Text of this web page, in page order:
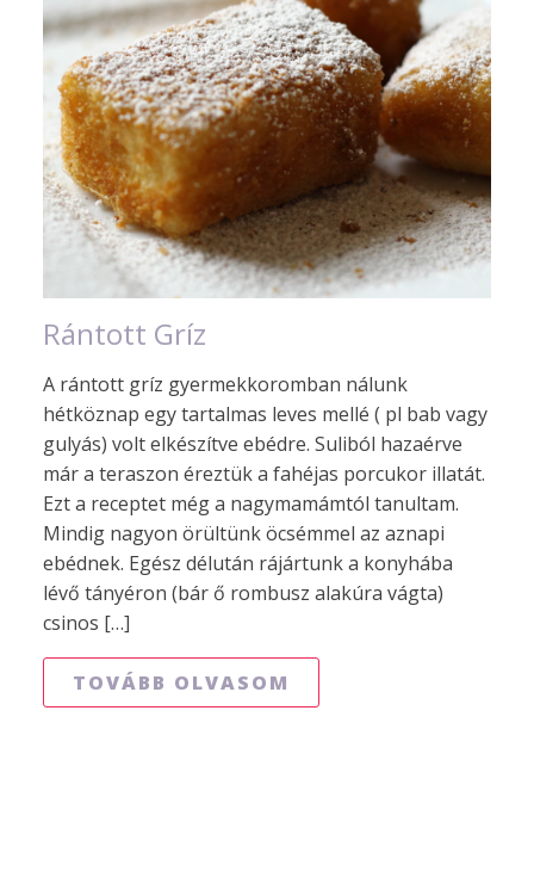
Rántott Gríz
A rántott gríz gyermekkoromban nálunk
hétköznap egy tartalmas leves mellé ( pl bab vagy
gulyás) volt elkészítve ebédre. Suliból hazaérve
már a teraszon éreztük a fahéjas porcukor illatát.
Ezt a receptet még a nagymamámtól tanultam.
Mindig nagyon örültünk öcsémmel az aznapi
ebédnek. Egész délután rájártunk a konyhába
lévő tányéron (bár ő rombusz alakúra vágta)
csinos […]
TOVÁBB OLVASOM